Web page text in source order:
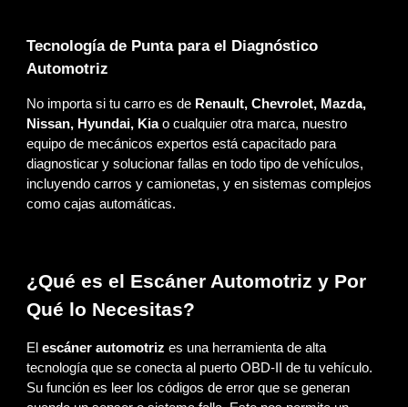
Tecnología de Punta para el Diagnóstico
Automotriz
No importa si tu carro es de Renault, Chevrolet, Mazda,
Nissan, Hyundai, Kiao cualquier otra marca, nuestro
equipo de mecánicos expertos está capacitado para
diagnosticar y solucionar fallas en todo tipo de vehículos,
incluyendo carros y camionetas, y en sistemas complejos
como cajas automáticas.
¿Qué es el Escáner Automotriz y Por
Qué lo Necesitas?
Elescáner automotriz es una herramienta de alta
tecnología que se conecta al puerto OBD-II de tu vehículo.
Su función es leer los códigos de error que se generan